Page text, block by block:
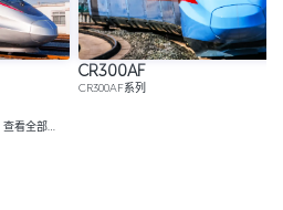
CR300AF
CR300AF系列
查看全部…